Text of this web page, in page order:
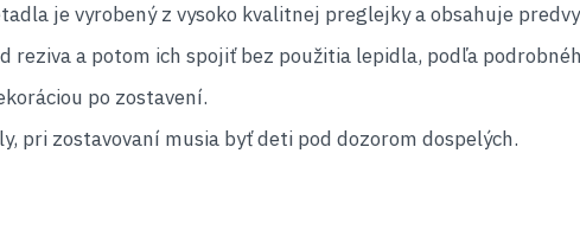
je vyrobený z vysoko kvalitnej preglejky a obsahuje
a potom ich spojiť bez použitia lepidla, podľa
po zostavení.
pri zostavovaní musia byť deti pod dozorom dospelých.